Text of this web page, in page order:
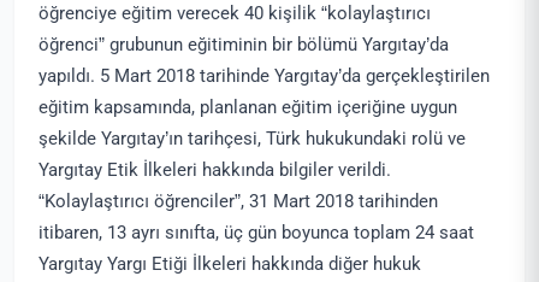
öğrenciye eğitim verecek 40 kişilik “kolaylaştırıcı
öğrenci” grubunun eğitiminin bir bölümü Yargıtay’da
yapıldı. 5 Mart 2018 tarihinde Yargıtay’da gerçekleştirilen
eğitim kapsamında, planlanan eğitim içeriğine uygun
şekilde Yargıtay’ın tarihçesi, Türk hukukundaki rolü ve
Yargıtay Etik İlkeleri hakkında bilgiler verildi.
“Kolaylaştırıcı öğrenciler”, 31 Mart 2018 tarihinden
itibaren, 13 ayrı sınıfta, üç gün boyunca toplam 24 saat
Yargıtay Yargı Etiği İlkeleri hakkında diğer hukuk